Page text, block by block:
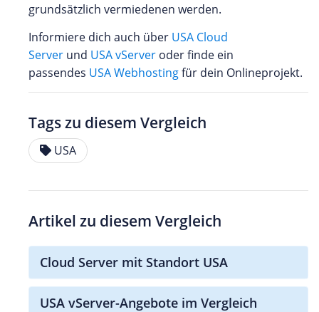
grundsätzlich vermiedenen werden.
Informiere dich auch über USA Cloud
Server und USA vServer oder finde ein
passendes USA Webhostingfür dein Onlineprojekt.
Tags zu diesem Vergleich
USA
Artikel zu diesem Vergleich
Cloud Server mit Standort USA
USA vServer-Angebote im Vergleich